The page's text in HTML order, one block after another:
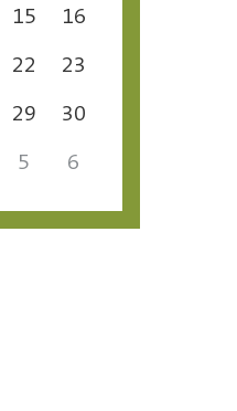
15
16
22
23
29
30
5 6